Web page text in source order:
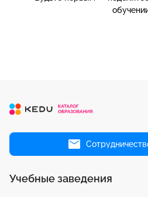
Учебные заведения